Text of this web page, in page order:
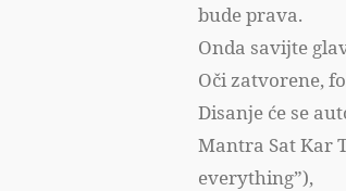
bude prava.
Onda savijte
Oči zatvorene,
Disanje će se
Mantra Sat Kar
everything”),